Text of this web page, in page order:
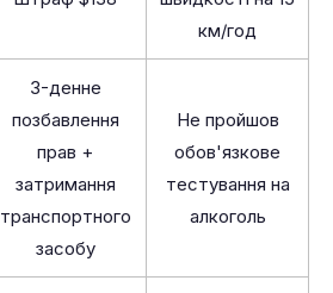
км/год
3-денне
позбавлення
прав +
затримання
транспортного
засобу
Не пройшов
обов'язкове
тестування на
алкоголь